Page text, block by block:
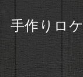
手作りロ